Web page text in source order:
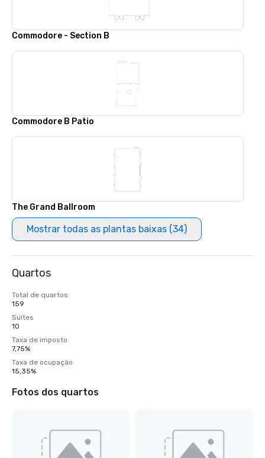
Commodore - Section B
Commodore B Patio
The Grand Ballroom
Mostrar todas as plantas baixas (34)
Quartos
Total de quartos
159
Suítes
10
Taxa de imposto
7,75%
Taxa de ocupação
15,35%
Fotos dos quartos